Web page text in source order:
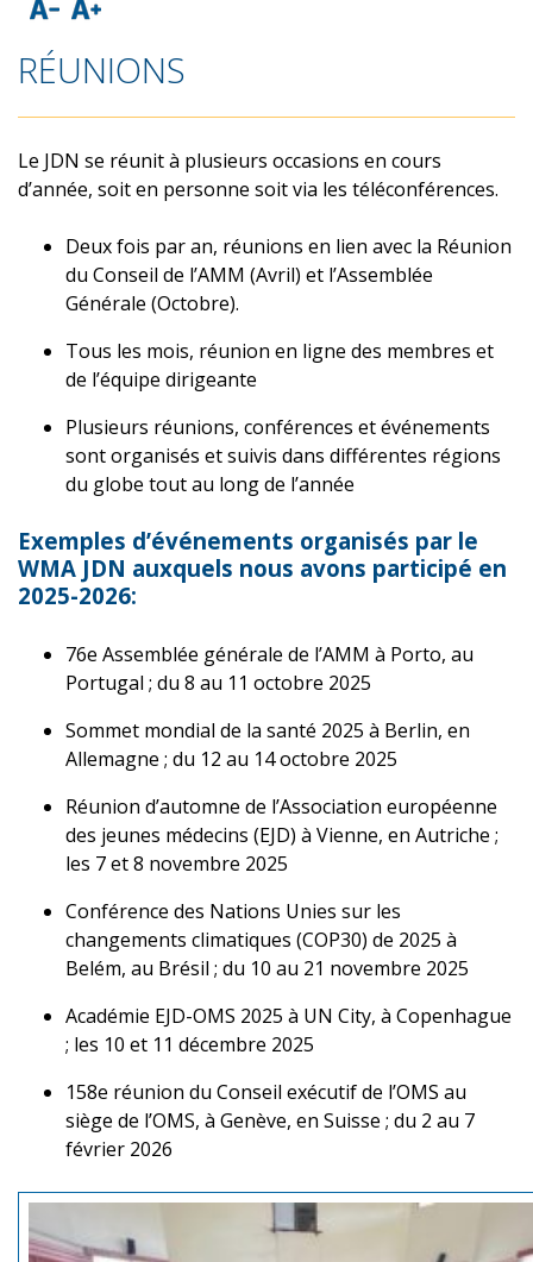
RÉUNIONS
Le JDN se réunit à plusieurs occasions en cours
d’année, soit en personne soit via les téléconférences.
Deux fois par an, réunions en lien avec la Réunion
du Conseil de l’AMM (Avril) et l’Assemblée
Générale (Octobre).
Tous les mois, réunion en ligne des membres et
de l’équipe dirigeante
Plusieurs réunions, conférences et événements
sont organisés et suivis dans différentes régions
du globe tout au long de l’année
Exemples d’événements organisés par le
WMA JDN auxquels nous avons participé en
2025-2026:
76e Assemblée générale de l’AMM à Porto, au
Portugal ; du 8 au 11 octobre 2025
Sommet mondial de la santé 2025 à Berlin, en
Allemagne ; du 12 au 14 octobre 2025
Réunion d’automne de l’Association européenne
des jeunes médecins (EJD) à Vienne, en Autriche ;
les 7 et 8 novembre 2025
Conférence des Nations Unies sur les
changements climatiques (COP30) de 2025 à
Belém, au Brésil ; du 10 au 21 novembre 2025
Académie EJD-OMS 2025 à UN City, à Copenhague
; les 10 et 11 décembre 2025
158e réunion du Conseil exécutif de l’OMS au
siège de l’OMS, à Genève, en Suisse ; du 2 au 7
février 2026